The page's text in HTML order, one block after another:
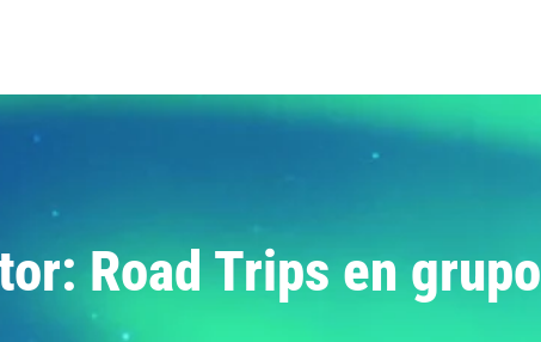
Road Trips en grupo